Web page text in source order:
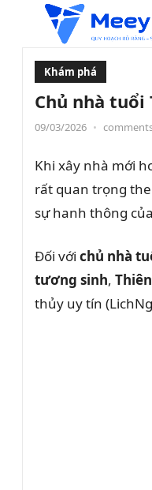
Khám phá
Chủ nhà
09/03/2026 •
Khi xây nhà mới
rất quan trọng
sự hanh thông
Đối với chủ nhà
tương sinh,
thủy uy tín